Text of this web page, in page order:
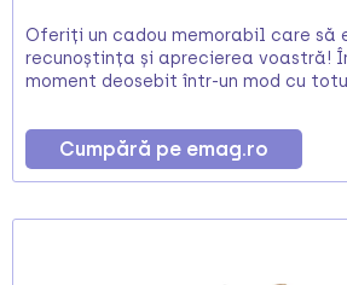
Oferiți un cadou memorabil care să
recunoștința și aprecierea voastră!
moment deosebit într-un mod cu
Cumpără pe emag.ro